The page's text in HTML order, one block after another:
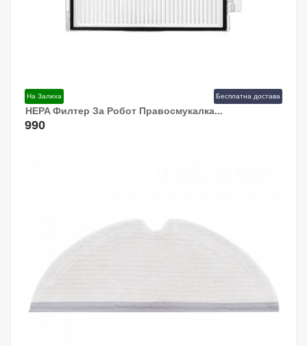
На Залиха Бесплатна достава
HEPA Филтер За Робот Правосмукалка...
990
Додај Во Кошница!